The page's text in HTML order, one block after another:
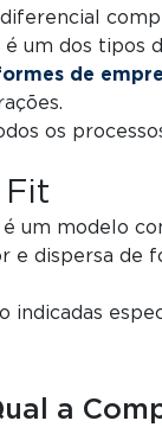
é um dos tipos
de
os
Fit
é um modelo
e dispersa de
indicadas
a